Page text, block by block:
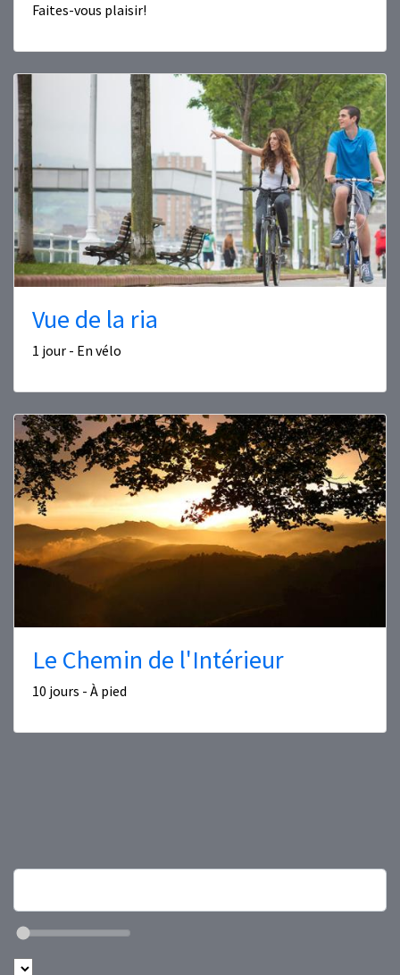
Faites-vous plaisir!
Vue de la ria
1 jour - En vélo
Le Chemin de l'Intérieur
10 jours - À pied